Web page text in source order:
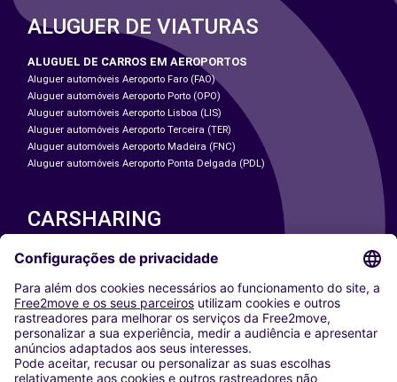
ALUGUER DE VIATURAS
ALUGUEL DE CARROS EM AEROPORTOS
Aluguer automóveis Aeroporto Faro (FAO)
Aluguer automóveis Aeroporto Porto (OPO)
Aluguer automóveis Aeroporto Lisboa (LIS)
Aluguer automóveis Aeroporto Terceira (TER)
Aluguer automóveis Aeroporto Madeira (FNC)
Aluguer automóveis Aeroporto Ponta Delgada (PDL)
CARSHARING
NOSSAS CIDADES
Washington DC
Milan
Rome
Turin
Vienna
Berlin